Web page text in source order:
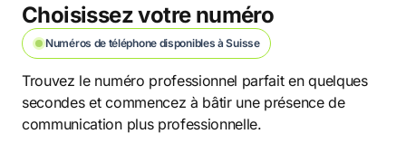
Choisissez votre numéro
Numéros de téléphone disponibles à Suisse
Trouvez le numéro professionnel parfait en quelques
secondes et commencez à bâtir une présence de
communication plus professionnelle.